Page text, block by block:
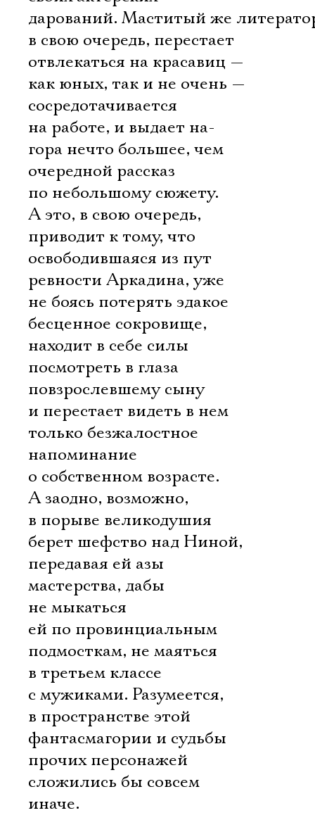
дарований. Маститый же
в свою очередь, перестает
отвлекаться на красавиц —
как юных, так и не очень —
сосредотачивается
на работе, и выдает на-
гора нечто большее, чем
очередной рассказ
по небольшому сюжету.
А это, в свою очередь,
приводит к тому, что
освободившаяся из пут
ревности Аркадина, уже
не боясь потерять эдакое
бесценное сокровище,
находит в себе силы
посмотреть в глаза
повзрослевшему сыну
и перестает видеть в нем
только безжалостное
напоминание
о собственном возрасте.
А заодно, возможно,
в порыве великодушия
берет шефство над Ниной,
передавая ей азы
мастерства, дабы
не мыкаться
ей по провинциальным
подмосткам, не маяться
в третьем классе
с мужиками. Разумеется,
в пространстве этой
фантасмагории и судьбы
прочих персонажей
сложились бы совсем
иначе.